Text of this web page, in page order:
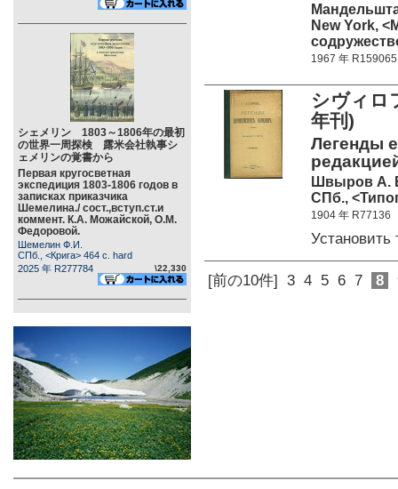
シェメリン 1803～1806年の最初
の世界一周探検 露米会社執事シ
ェメリンの覚書から
Первая кругосветная
экспедиция 1803-1806 годов в
записках приказчика
Шемелина./ сост.,вступ.ст.и
коммент. К.А. Можайской, О.М.
Федоровой.
Шемелин Ф.И.
СПб., <Крига> 464 c. hard
2025 年 R277784
\22,330
New York,
1967 年 R159065
シヴィ
年刊)
Легенды
Швыров А.
СПб.,
1904 年 R77136
Установить
[前の10件] 3 4 5 6 7 8